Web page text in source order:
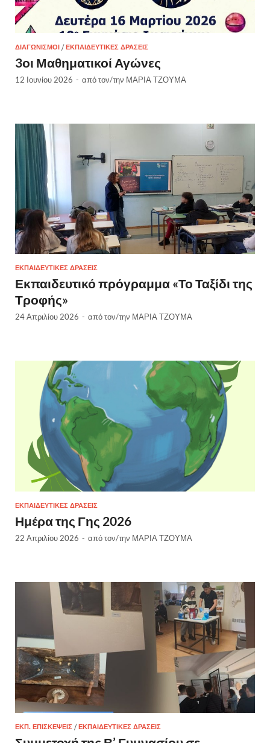
ΔΙΑΓΩΝΙΣΜΟΊ /ΕΚΠΑΙΔΕΥΤΙΚΈΣ ΔΡΆΣΕΙΣ
3οι Μαθηματικοί Αγώνες
12 Ιουνίου 2026 - από τον/την ΜΑΡΙΑ ΤΖΟΥΜΑ
ΕΚΠΑΙΔΕΥΤΙΚΈΣ ΔΡΆΣΕΙΣ
Εκπαιδευτικό πρόγραμμα «Το Ταξίδι της
Τροφής»
24 Απριλίου 2026 - από τον/την ΜΑΡΙΑ ΤΖΟΥΜΑ
ΕΚΠΑΙΔΕΥΤΙΚΈΣ ΔΡΆΣΕΙΣ
Ημέρα της Γης 2026
22 Απριλίου 2026 - από τον/την ΜΑΡΙΑ ΤΖΟΥΜΑ
ΕΚΠ. ΕΠΙΣΚΕΨΕΙΣ /ΕΚΠΑΙΔΕΥΤΙΚΈΣ ΔΡΆΣΕΙΣ